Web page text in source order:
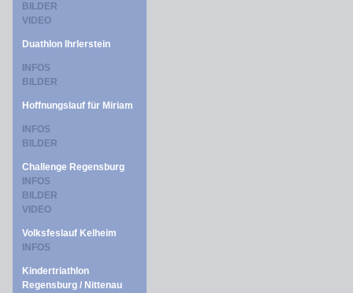
BILDER
VIDEO
Duathlon Ihrlerstein
INFOS
BILDER
Hoffnungslauf für Miriam
INFOS
BILDER
Challenge Regensburg
INFOS
BILDER
VIDEO
Volksfeslauf Kelheim
INFOS
Kindertriathlon
Regensburg / Nittenau